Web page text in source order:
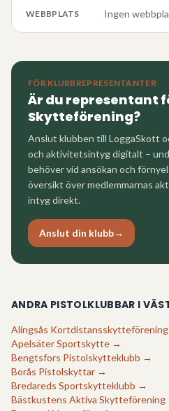
WEBBPLATS Ingen
FÖR KLUBBREPRESENTANTER
Är du representant
Skytteförening?
Anslut klubben till LoggaSkott
och aktivitetsintyg digitalt –
behöver vid ansökan och
översikt över medlemmarnas
intyg direkt.
Anslut din klubb→
ANDRA PISTOLKLUBBAR I
Alingsås Kortdistansskytteförening
Apelsäter Sportskytte →
Bengtsfors Pistolskytteklubb →
Borås Pistolskyttar →
Bredareds Sportskytteklubb →
Bästkustens Aktiva Skytteförening